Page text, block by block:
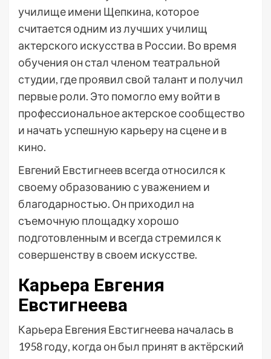
училище имени Щепкина, которое
считается одним из лучших училищ
актерского искусства в России. Во время
обучения он стал членом театральной
студии, где проявил свой талант и получил
первые роли. Это помогло ему войти в
профессиональное актерское сообщество
и начать успешную карьеру на сцене и в
кино.
Евгений Евстигнеев всегда относился к
своему образованию с уважением и
благодарностью. Он приходил на
съемочную площадку хорошо
подготовленным и всегда стремился к
совершенству в своем искусстве.
Карьера Евгения
Евстигнеева
Карьера Евгения Евстигнеева началась в
1958 году, когда он был принят в актёрский